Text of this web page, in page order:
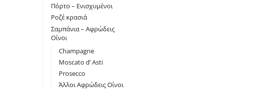
Πόρτο – Ενισχυμένοι
Ροζέ κρασιά
Σαμπάνια – Αφρώδεις
Οίνοι
Champagne
Moscato d’ Asti
Prosecco
Άλλοι Αφρώδεις Οίνοι